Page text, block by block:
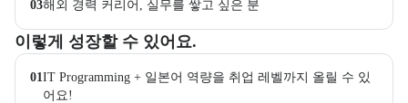
03해외 경력 커리어, 실무를 쌓고 싶은 분
이렇게 성장할 수 있어요.
이 교육과정에서 성취할 수 있는 목표를 항목으로 안내한다. 더보기
01IT Programming + 일본어 역량을 취업 레벨까지 올릴 수 있
어요!